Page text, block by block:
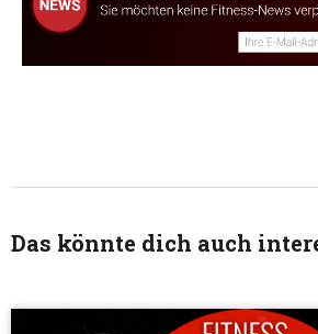
Das könnte dich auch